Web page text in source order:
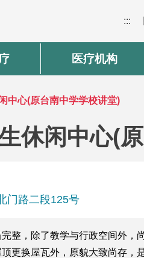
:::
医疗机构
中心(原台南中学学校讲堂)
休闲中心(
门路二段125号
整，除了教学与行政空间外
更换屋瓦外，原貌大致尚存，